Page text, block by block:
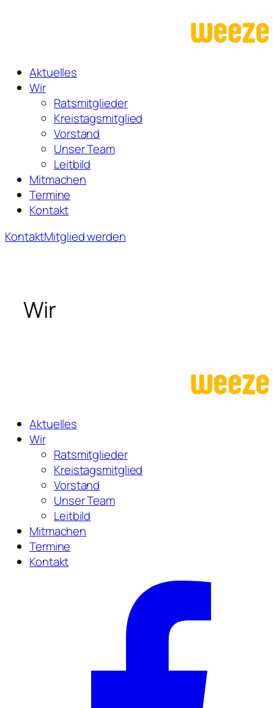
Aktuelles
Wir
Ratsmitglieder
Kreistagsmitglied
Vorstand
Unser Team
Leitbild
Mitmachen
Termine
Kontakt
KontaktMitglied werden
Wir
Aktuelles
Wir
Ratsmitglieder
Kreistagsmitglied
Vorstand
Unser Team
Leitbild
Mitmachen
Termine
Kontakt